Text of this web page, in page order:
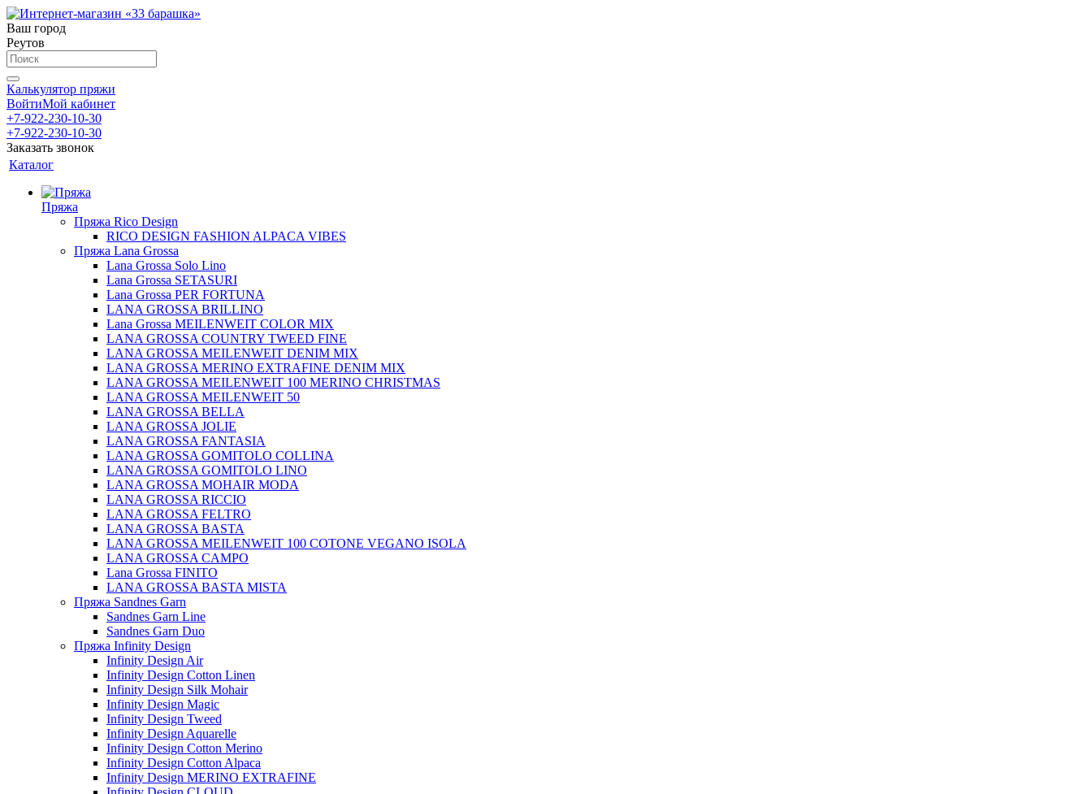
Ваш город
Реутов
Калькулятор пряжи
ВойтиМой кабинет
+7-922-230-10-30
+7-922-230-10-30
Заказать звонок
Каталог
Пряжа
Пряжа Rico Design
RICO DESIGN FASHION ALPACA VIBES
Пряжа Lana Grossa
Lana Grossa Solo Lino
Lana Grossa SETASURI
Lana Grossa PER FORTUNA
LANA GROSSA BRILLINO
Lana Grossa MEILENWEIT COLOR MIX
LANA GROSSA COUNTRY TWEED FINE
LANA GROSSA MEILENWEIT DENIM MIX
LANA GROSSA MERINO EXTRAFINE DENIM MIX
LANA GROSSA MEILENWEIT 100 MERINO CHRISTMAS
LANA GROSSA MEILENWEIT 50
LANA GROSSA BELLA
LANA GROSSA JOLIE
LANA GROSSA FANTASIA
LANA GROSSA GOMITOLO COLLINA
LANA GROSSA GOMITOLO LINO
LANA GROSSA MOHAIR MODA
LANA GROSSA RICCIO
LANA GROSSA FELTRO
LANA GROSSA BASTA
LANA GROSSA MEILENWEIT 100 COTONE VEGANO ISOLA
LANA GROSSA CAMPO
Lana Grossa FINITO
LANA GROSSA BASTA MISTA
Пряжа Sandnes Garn
Sandnes Garn Line
Sandnes Garn Duo
Пряжа Infinity Design
Infinity Design Air
Infinity Design Cotton Linen
Infinity Design Silk Mohair
Infinity Design Magic
Infinity Design Tweed
Infinity Design Aquarelle
Infinity Design Cotton Merino
Infinity Design Cotton Alpaca
Infinity Design MERINO EXTRAFINE